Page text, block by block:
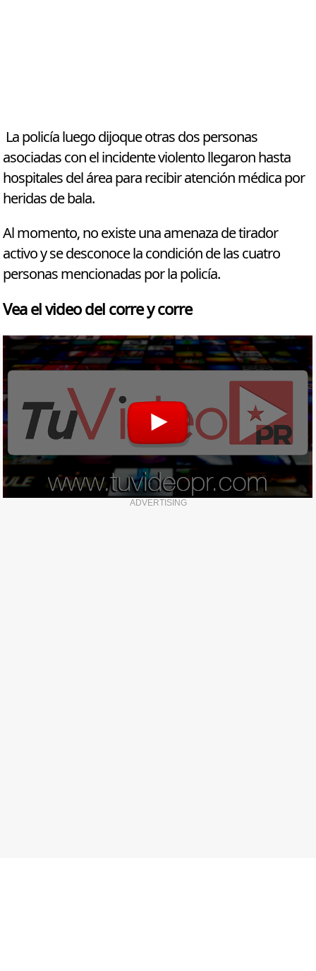
La policía luego dijoque otras dos personas
asociadas con el incidente violento llegaron hasta
hospitales del área para recibir atención médica por
heridas de bala.
Al momento, no existe una amenaza de tirador
activo y se desconoce la condición de las cuatro
personas mencionadas por la policía.
Vea el video del corre y corre
ADVERTISING